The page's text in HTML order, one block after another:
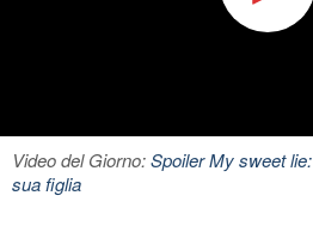
Video del Giorno:Spoiler My sweet
sua figlia